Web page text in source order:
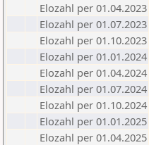
Elozahl per 01.04.2023
Elozahl per 01.07.2023
Elozahl per 01.10.2023
Elozahl per 01.01.2024
Elozahl per 01.04.2024
Elozahl per 01.07.2024
Elozahl per 01.10.2024
Elozahl per 01.01.2025
Elozahl per 01.04.2025